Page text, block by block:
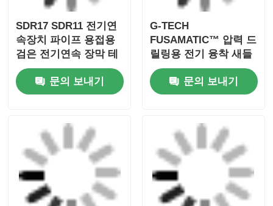
SDR17 SDR11 전기연
속장치 파이프 용접용
검은 전기연속 장막 테
이프
문의 보내기
G-TECH
FUSAMATIC™ 압력 드
릴링용 전기 융착 새들
티
문의 보내기